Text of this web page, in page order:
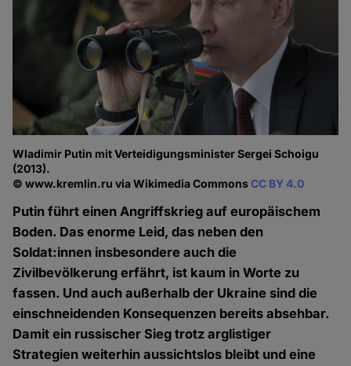
Wladimir Putin mit Verteidigungsminister Sergei Schoigu
(2013).
© www.kremlin.ru via Wikimedia CommonsCC BY 4.0
Putin führt einen Angriffskrieg auf europäischem
Boden. Das enorme Leid, das neben den
Soldat:innen insbesondere auch die
Zivilbevölkerung erfährt, ist kaum in Worte zu
fassen. Und auch außerhalb der Ukraine sind die
einschneidenden Konsequenzen bereits absehbar.
Damit ein russischer Sieg trotz arglistiger
Strategien weiterhin aussichtslos bleibt und eine